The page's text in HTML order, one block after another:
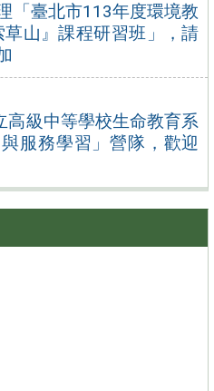
「臺北市113年度環境教
山』課程研習班」，請
高級中等學校生命教育系
服務學習」營隊，歡迎